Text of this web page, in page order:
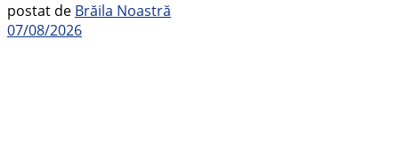
postat de Brăila Noastră
07/08/2026